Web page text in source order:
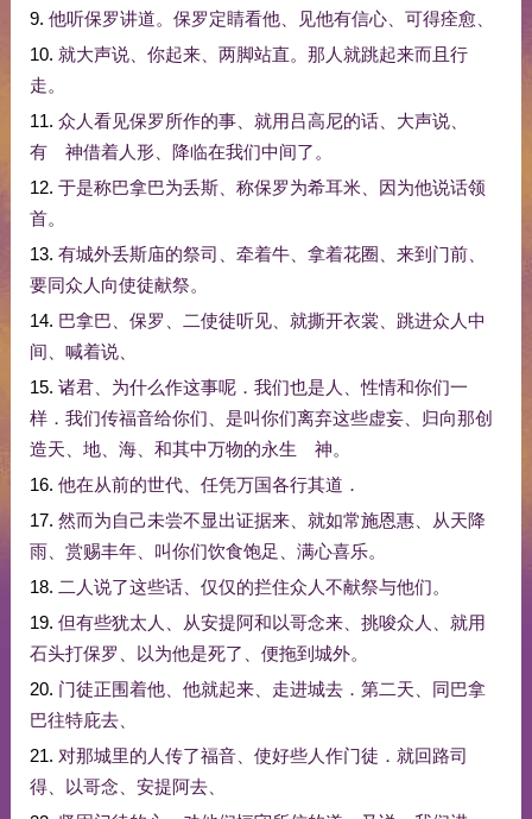
9. 他听保罗讲道。 保罗定睛看他、 见他有信心、 可得痊愈
10. 就大声说、 你起来、 两脚站直。 那 人就跳起来而且 行
走。
11. 众人看见保罗 所作的事、 就用吕高尼的话、 大声说、
有神借着人形、 降临在我们中间了 。
12. 于是称巴拿巴为丢斯、 称保罗为希耳米、 因为他说话领
首。
13. 有城外丢斯庙的祭司 牵着牛、 拿着花圈 来到 门前、
要同众人 向使徒献祭。
14. 巴拿巴 保罗 二使徒听见、 就撕开衣裳 跳进众人中
间
喊着说、
15. 诸君、 为什么作这事呢． 我们也是 人 、性情和你们一
样． 我们传福音给你们 是叫你们离弃这些虚妄、 归向那创
造天 地、 海、 和其中万物的永生 神。
16. 他在从前的世代、 任凭万国各行其道 ．
17. 然而为自己未尝不显出证据来、 就如常施恩惠、 从天降
雨、 赏赐丰年、 叫你们饮食饱足 满心喜乐。
18. 二 人说了这些话、 仅仅的拦住众人不献祭与他们。
19. 但有些犹太人 从安提阿和以哥念来、 挑唆众人 就用
石头打保罗 以为他是死了 便拖到 城外。
20. 门徒正围着他、 他就起来、 走进城去． 第二天 同巴拿
巴往特庇去、
21. 对那城里的 人传了福音、 使好些人作门徒 ． 就回路司
得、 以哥念 安提阿去、